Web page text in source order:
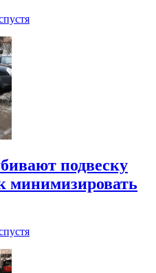
подвеску
минимизировать